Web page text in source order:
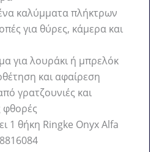
καλύμματα πλήκτρων
για θύρες, κάμερα και
για λουράκι ή μπρελόκ
και αφαίρεση
γρατζουνιές και
φθορές
1 θήκη Ringke Onyx Alfa